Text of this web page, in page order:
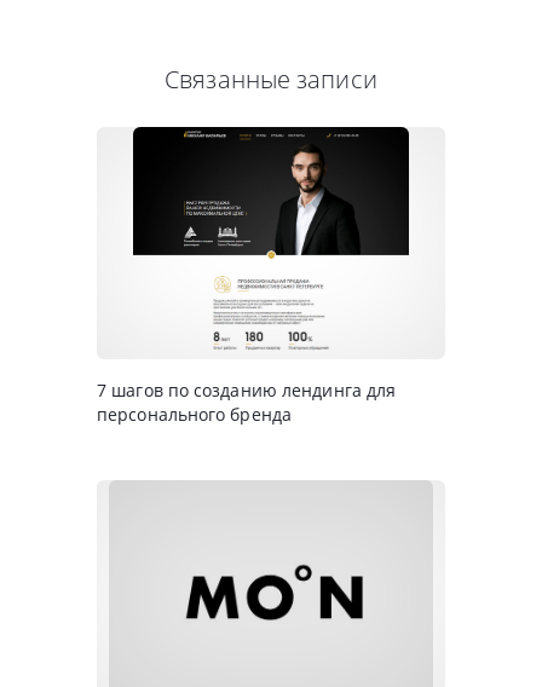
Связанные записи
7 шагов по созданию лендинга для
персонального бренда